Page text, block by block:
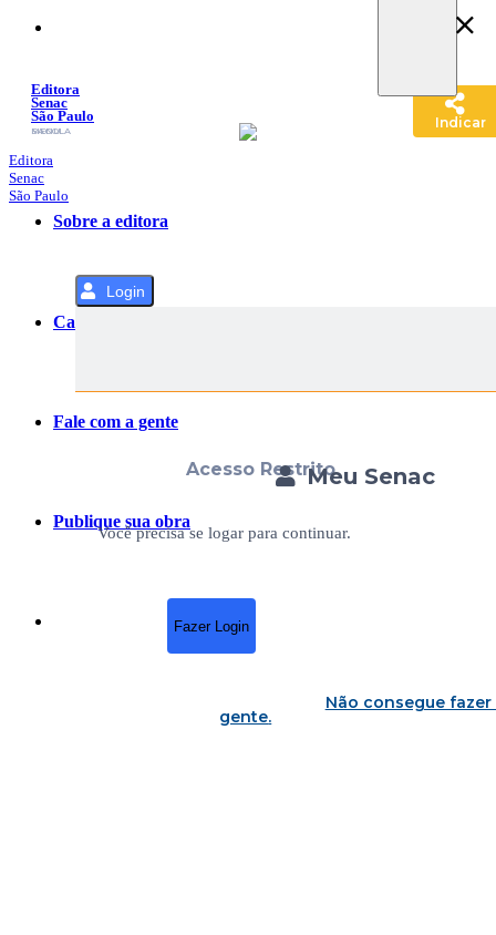
Conteúdo
Editora
Senac
São Paulo
SACOLA
MENU
Editora
Senac
São Paulo
Sobre a editora
Categorias
Fale com a gente
Publique sua obra
Login
Meu Senac
Acesso Restrito
Você precisa se logar para continuar.
Fazer Login
Não consegue
gente.
Indicar